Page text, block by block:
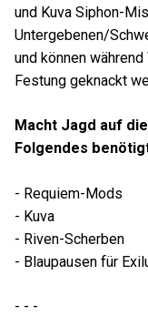
und Kuva Siphon-
Untergebenen/
und können
Festung geknackt
Macht Jagd auf
Folgendes
- Requiem-Mods
- Kuva
- Riven-Scherben
- Blaupausen für
- - -